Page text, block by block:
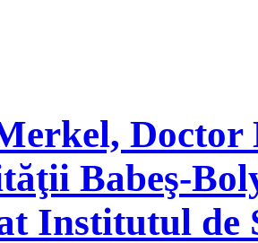
Doctor
Babeş-
Institutul de